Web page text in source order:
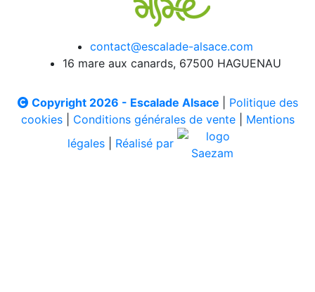
contact@escalade-alsace.com
16 mare aux canards, 67500 HAGUENAU
Copyright 2026 - Escalade Alsace
Politique des
cookies| Conditions générales de vente| Mentions
légales
Réalisé par